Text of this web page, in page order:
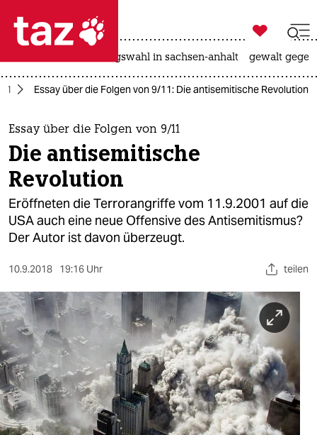
 taz zahl ich
taz zahl ich
themen
politik
öko
gesellschaft
sport
berlin
nord
wahrheit
verlag

taz zahl ich
landtagswahl in sachsen-anhalt gewalt
Essay über die Folgen von 9/11: Die antisemitische Revolution
Essay über die Folgen von 9/11
Die antisemitische
Revolution
Eröffneten die Terrorangriffe vom 11.9.2001 auf die
USA auch eine neue Offensive des Antisemitismus?
Der Autor ist davon überzeugt.
10.9.2018 19:16 Uhr teilen